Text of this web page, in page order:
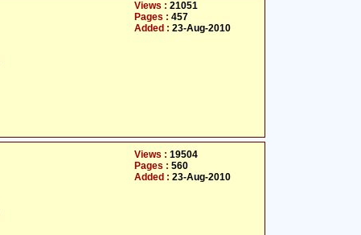
Views : 21051
Pages : 457
Added : 23-Aug-2010
Views : 19504
Pages : 560
Added : 23-Aug-2010